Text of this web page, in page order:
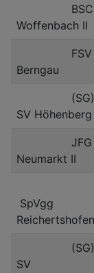
BSC
Woffenbach II
FSV
Berngau
(SG)
SV Höhenberg
JFG
Neumarkt II
SpVgg
Reichertshofen
(SG)
SV